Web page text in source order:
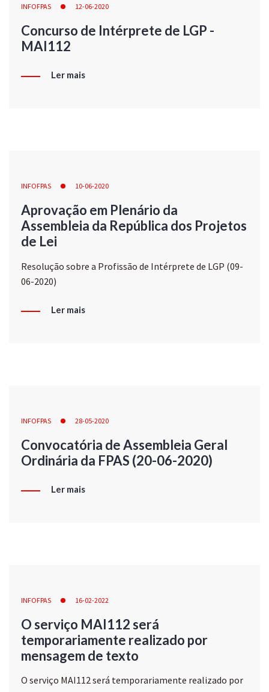
INFOFPAS 12-06-2020
Concurso de Intérprete de LGP -
MAI112
Ler mais
INFOFPAS 10-06-2020
Aprovação em Plenário da
Assembleia da República dos Projetos
de Lei
Resolução sobre a Profissão de Intérprete de LGP (09-
06-2020)
Ler mais
INFOFPAS 28-05-2020
Convocatória de Assembleia Geral
Ordinária da FPAS (20-06-2020)
Ler mais
INFOFPAS 16-02-2022
O serviço MAI112 será
temporariamente realizado por
mensagem de texto
O serviço MAI112 será temporariamente realizado por